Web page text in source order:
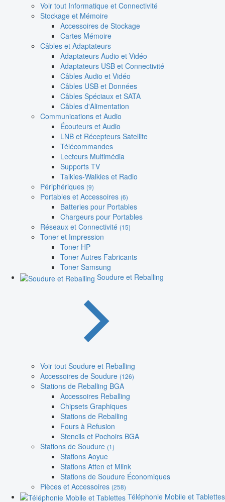
Voir tout Informatique et Connectivité
Stockage et Mémoire
Accessoires de Stockage
Cartes Mémoire
Câbles et Adaptateurs
Adaptateurs Audio et Vidéo
Adaptateurs USB et Connectivité
Câbles Audio et Vidéo
Câbles USB et Données
Câbles Spéciaux et SATA
Câbles d'Alimentation
Communications et Audio
Écouteurs et Audio
LNB et Récepteurs Satellite
Télécommandes
Lecteurs Multimédia
Supports TV
Talkies-Walkies et Radio
Périphériques (9)
Portables et Accessoires (6)
Batteries pour Portables
Chargeurs pour Portables
Réseaux et Connectivité (15)
Toner et Impression
Toner HP
Toner Autres Fabricants
Toner Samsung
Soudure et Reballing
Voir tout Soudure et Reballing
Accessoires de Soudure (126)
Stations de Reballing BGA
Accessoires Reballing
Chipsets Graphiques
Stations de Reballing
Fours à Refusion
Stencils et Pochoirs BGA
Stations de Soudure (1)
Stations Aoyue
Stations Atten et Mlink
Stations de Soudure Économiques
Pièces et Accessoires (258)
Téléphonie Mobile et Tablettes